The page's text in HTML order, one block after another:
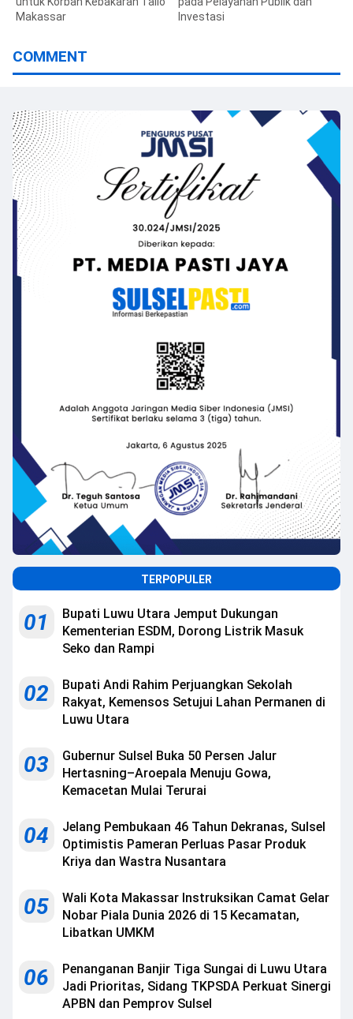
Makassar
Investasi
COMMENT
TERPOPULER
01
Bupati Luwu Utara Jemput Dukungan
Kementerian ESDM, Dorong Listrik Masuk
Seko dan Rampi
02
Bupati Andi Rahim Perjuangkan Sekolah
Rakyat, Kemensos Setujui Lahan Permanen di
Luwu Utara
03
Gubernur Sulsel Buka 50 Persen Jalur
Hertasning–Aroepala Menuju Gowa,
Kemacetan Mulai Terurai
04
Jelang Pembukaan 46 Tahun Dekranas, Sulsel
Optimistis Pameran Perluas Pasar Produk
Kriya dan Wastra Nusantara
05
Wali Kota Makassar Instruksikan Camat Gelar
Nobar Piala Dunia 2026 di 15 Kecamatan,
Libatkan UMKM
06
Penanganan Banjir Tiga Sungai di Luwu Utara
Jadi Prioritas, Sidang TKPSDA Perkuat Sinergi
APBN dan Pemprov Sulsel